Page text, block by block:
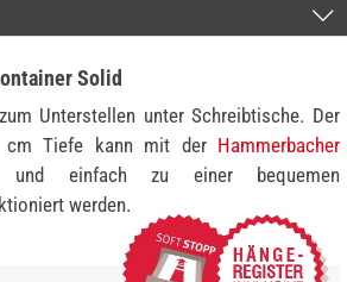
Solid
Unterstellen unter Schreibtische. Der
cm Tiefe kann mit der Hammerbacher
einfach zu einer bequemen
werden.